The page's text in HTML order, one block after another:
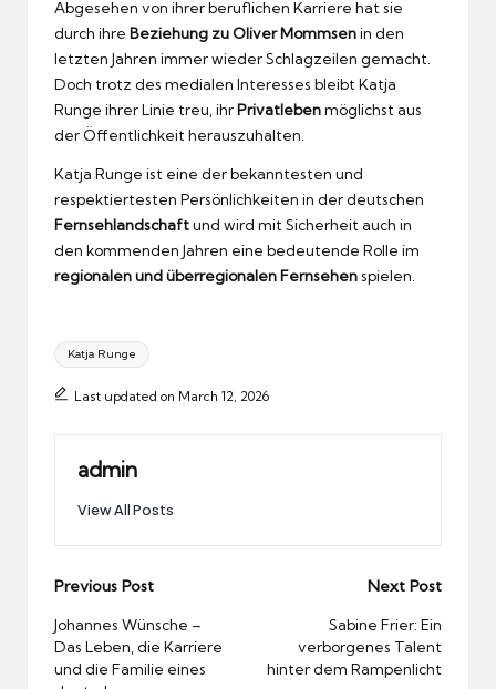
Abgesehen von ihrer beruflichen Karriere hat sie
durch ihre Beziehung zu Oliver Mommsenin den
letzten Jahren immer wieder Schlagzeilen gemacht.
Doch trotz des medialen Interesses bleibt Katja
Runge ihrer Linie treu, ihr Privatlebenmöglichst aus
der Öffentlichkeit herauszuhalten.
Katja Runge ist eine der bekanntesten und
respektiertesten Persönlichkeiten in der deutschen
Fernsehlandschaftund wird mit Sicherheit auch in
den kommenden Jahren eine bedeutende Rolle im
regionalen und überregionalen Fernsehenspielen.
Tags:
Katja Runge
Last updated on March 12, 2026
admin
View All Posts
Post
navigation
Previous Post
Johannes Wünsche –
Das Leben, die Karriere
und die Familie eines
Next Post
Sabine Frier: Ein
verborgenes Talent
hinter dem Rampenlicht